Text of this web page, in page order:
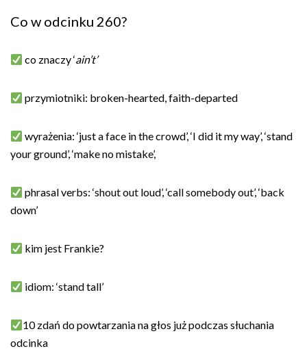
Co w odcinku 260?
co znaczy ‘ain’t’
przymiotniki: broken-hearted, faith-departed
wyrażenia: ‘just a face in the crowd’, ‘I did it my way’, ‘stand
your ground’, ‘make no mistake’,
phrasal verbs: ‘shout out loud’, ‘call somebody out’, ‘back
down’
kim jest Frankie?
idiom: ‘stand tall’
10 zdań do powtarzania na głos już podczas słuchania
odcinka